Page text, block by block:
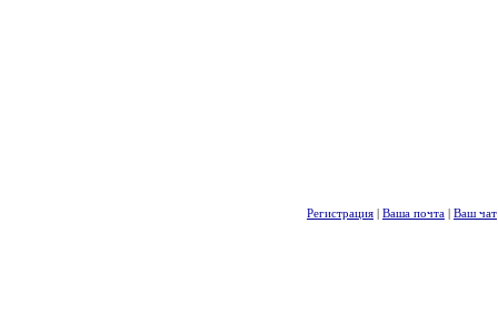
Регистрация | Ваша почта | Ваш чат